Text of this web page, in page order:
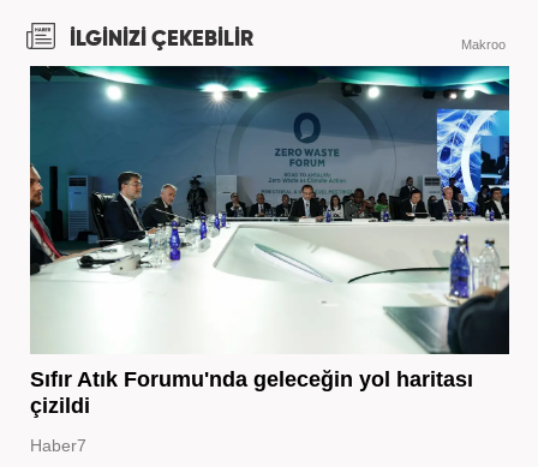
İLGİNİZİ ÇEKEBİLİR Makroo
Sıfır Atık Forumu'nda geleceğin yol haritası
çizildi
Haber7